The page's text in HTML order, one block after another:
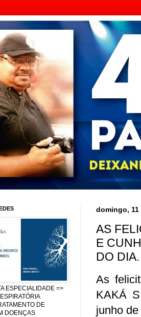
domingo,
AS
E
DO DIA.
As
KAKÁ
junho
ESPECIALIDADE =>
DE
DOENÇAS